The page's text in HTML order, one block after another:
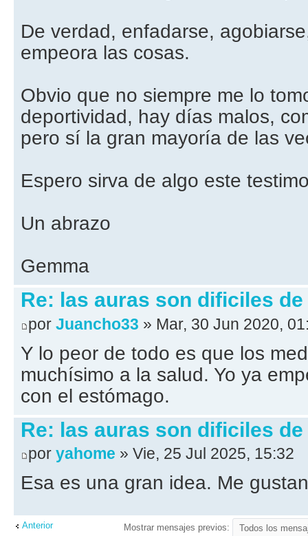
De verdad, enfadarse,
empeora las cosas.
Obvio que no siempre me lo
deportividad, hay días malos,
pero sí la gran mayoría de las
Espero sirva de algo este
Un abrazo
Gemma
Re: las auras son dificiles
por Juancho33 » Mar, 30 Jun 2020,
Y lo peor de todo es que los
muchísimo a la salud. Yo ya
con el estómago.
Re: las auras son dificiles
por yahome » Vie, 25 Jul 2025, 15:32
Esa es una gran idea. Me
Anterior Mostrar mensajes previos: